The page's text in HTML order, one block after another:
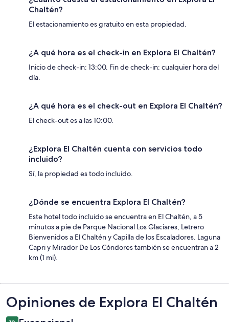
Chaltén?
El estacionamiento es gratuito en esta propiedad.
¿A qué hora es el check-in en Explora El Chaltén?
Inicio de check-in: 13:00. Fin de check-in: cualquier hora del
día.
¿A qué hora es el check-out en Explora El Chaltén?
El check-out es a las 10:00.
¿Explora El Chaltén cuenta con servicios todo
incluido?
Sí, la propiedad es todo incluido.
¿Dónde se encuentra Explora El Chaltén?
Este hotel todo incluido se encuentra en El Chaltén, a 5
minutos a pie de Parque Nacional Los Glaciares, Letrero
Bienvenidos a El Chaltén y Capilla de los Escaladores. Laguna
Capri y Mirador De Los Cóndores también se encuentran a 2
km (1 mi).
Opiniones
Opiniones de Explora El Chaltén